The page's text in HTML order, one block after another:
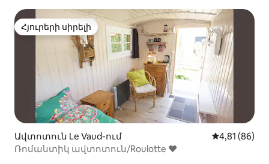
Հյուրերի սիրելի
Հյուրերի սիրելի
Ավտոտուն Le Vaud-ում Միջին
4,81 (86)
Ռոմանտիկ ավտոտուն/Roulotte ♥